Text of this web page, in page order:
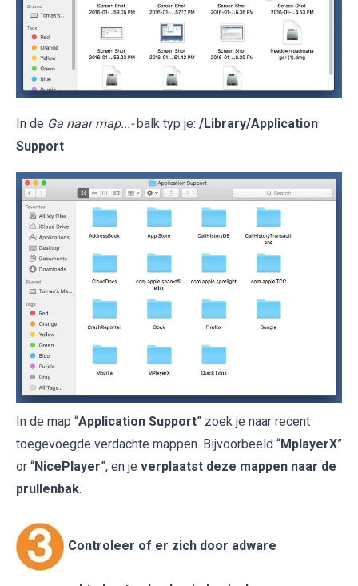
In de Ga naar map...- balk typ je: /Library/Application
Support
In de map “Application Support” zoek je naar recent
toegevoegde verdachte mappen. Bijvoorbeeld “MplayerX”
or “NicePlayer”, en je verplaatst deze mappen naar de
prullenbak.
Controleer of er zich door adware